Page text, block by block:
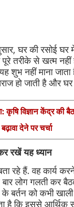
घर की रसोई घर
तरीके से खत्म नहीं
शुभ नहीं माना
हो जाती है और घर
कृषि विज्ञान केंद्र की
देने पर चर्चा
रखें यह ध्यान
रहे हैं. वह कार्य
लोग गलती कर
बर्तन को कभी खाली
है कि इससे